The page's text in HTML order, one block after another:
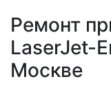
Ремонт
LaserJet-
Москве